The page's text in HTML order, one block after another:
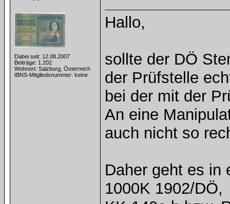
Dabei seit: 12.08.2007
Beiträge: 1.202
Wohnort: Salzburg, Österreich
IBNS-Mitgliedsnummer: keine
Hallo,
sollte der DÖ
der Prüfstelle
bei der mit der
An eine
auch nicht so
Daher geht es in
1000K 1902/DÖ,